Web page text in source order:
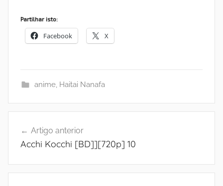
Partilhar isto:
Facebook X
anime, Haitai Nanafa
Artigo anterior
Acchi Kocchi [BD]][720p] 10